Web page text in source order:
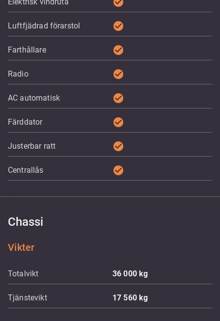
Luftfjädrad förarstol check_circle
Farthållare check_circle
Radio check_circle
AC automatisk check_circle
Färddator check_circle
Justerbar ratt check_circle
Centrallås check_circle
Chassi
Vikter
Totalvikt 36 000kg
Tjänstevikt 17 560kg